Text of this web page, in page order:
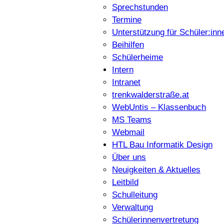
Sprechstunden
Termine
Unterstützung für
Beihilfen
Schülerheime
Intern
Intranet
trenkwalderstraße.at
WebUntis – Klassenbuch
MS Teams
Webmail
HTL Bau Informatik Design
Über uns
Neuigkeiten & Aktuelles
Leitbild
Schulleitung
Verwaltung
Schülerinnenvertretung